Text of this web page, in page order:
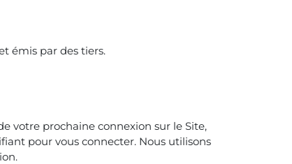
émis par des tiers.
votre prochaine connexion sur le Site,
pour vous connecter. Nous utilisons